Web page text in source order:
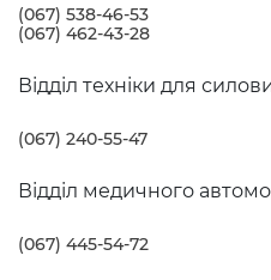
(067) 538-46-53
(067) 462-43-28
Відділ техніки для
(067) 240-55-47
Відділ медичного
(067) 445-54-72